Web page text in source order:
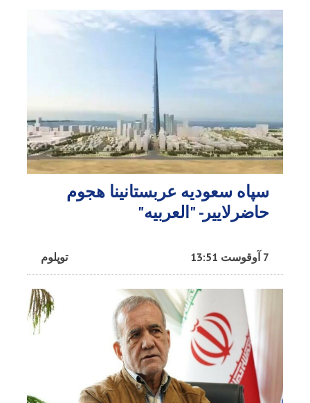
سپاه سعودیه عربستانینا هجوم
حاضرلاییر- "العربیه"
توپلوم 7 آوقوست 13:51